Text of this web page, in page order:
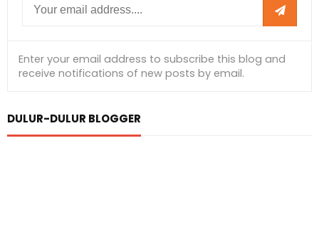
DULUR-DULUR BLOGGER